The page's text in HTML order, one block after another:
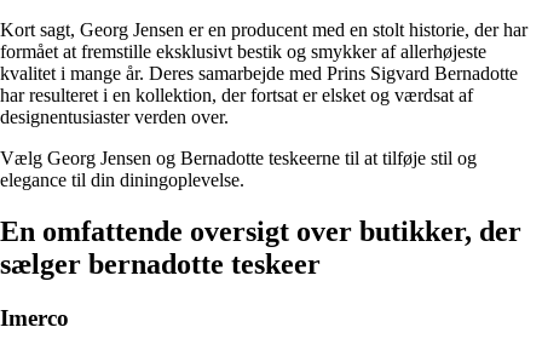
Kort sagt, Georg Jensen er en producent med en stolt historie, der har
formået at fremstille eksklusivt bestik og smykker af allerhøjeste
kvalitet i mange år. Deres samarbejde med Prins Sigvard Bernadotte
har resulteret i en kollektion, der fortsat er elsket og værdsat af
designentusiaster verden over.
Vælg Georg Jensen og Bernadotte teskeerne til at tilføje stil og
elegance til din diningoplevelse.
En omfattende oversigt over butikker, der
sælger bernadotte teskeer
Imerco